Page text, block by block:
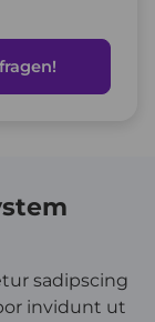
sadipscing
invidunt ut